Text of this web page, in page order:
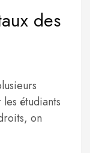
des
étudiants
on